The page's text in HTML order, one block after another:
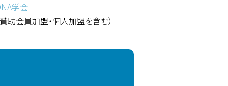
学会
助会員加盟・個人加盟を含む）